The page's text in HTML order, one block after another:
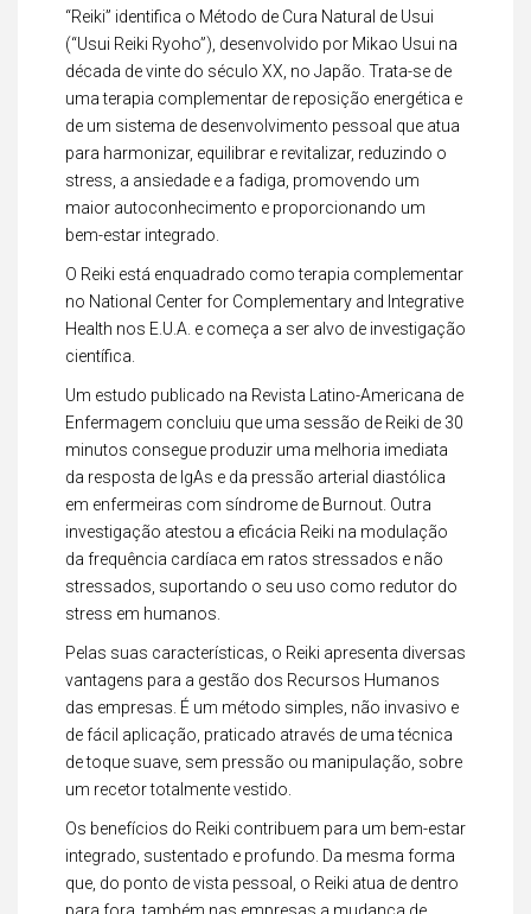
“Reiki” identifica o Método de Cura Natural de Usui
(“Usui Reiki Ryoho”), desenvolvido por Mikao Usui na
década de vinte do século XX, no Japão. Trata-se de
uma terapia complementar de reposição energética e
de um sistema de desenvolvimento pessoal que atua
para harmonizar, equilibrar e revitalizar, reduzindo o
stress, a ansiedade e a fadiga, promovendo um
maior autoconhecimento e proporcionando um
bem-estar integrado.
O Reiki está enquadrado como terapia complementar
no National Center for Complementary and Integrative
Health nos E.U.A. e começa a ser alvo de investigação
científica.
Um estudo publicado na Revista Latino-Americana de
Enfermagem concluiu que uma sessão de Reiki de 30
minutos consegue produzir uma melhoria imediata
da resposta de IgAs e da pressão arterial diastólica
em enfermeiras com síndrome de Burnout. Outra
investigação atestou a eficácia Reiki na modulação
da frequência cardíaca em ratos stressados e não
stressados, suportando o seu uso como redutor do
stress em humanos.
Pelas suas características, o Reiki apresenta diversas
vantagens para a gestão dos Recursos Humanos
das empresas. É um método simples, não invasivo e
de fácil aplicação, praticado através de uma técnica
de toque suave, sem pressão ou manipulação, sobre
um recetor totalmente vestido.
Os benefícios do Reiki contribuem para um bem-estar
integrado, sustentado e profundo. Da mesma forma
que, do ponto de vista pessoal, o Reiki atua de dentro